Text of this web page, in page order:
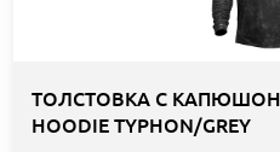
ТОЛСТОВКА С
HOODIE TYPHON/GREY